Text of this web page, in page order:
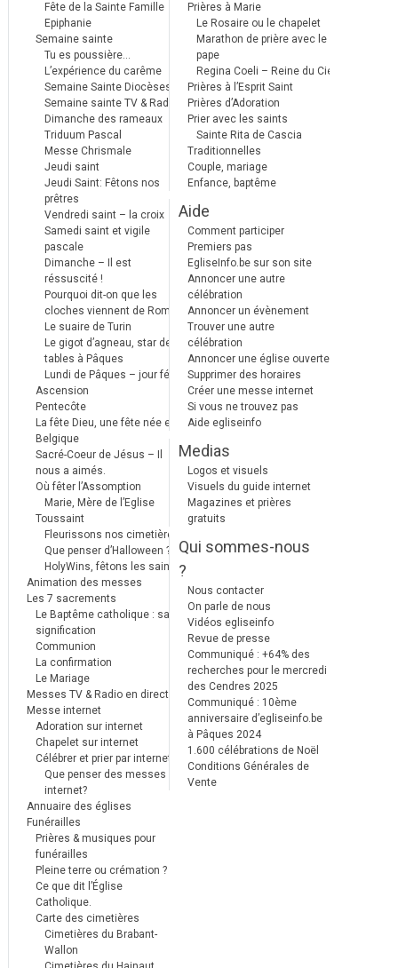
Fête de la Sainte Famille
Epiphanie
Semaine sainte
Tu es poussière…
L’expérience du carême
Semaine Sainte Diocèses
Semaine sainte TV & Radio
Dimanche des rameaux
Triduum Pascal
Messe Chrismale
Jeudi saint
Jeudi Saint: Fêtons nos
prêtres
Vendredi saint – la croix
Samedi saint et vigile
pascale
Dimanche – Il est
réssuscité !
Pourquoi dit-on que les
cloches viennent de Rome ?
Le suaire de Turin
Le gigot d’agneau, star des
tables à Pâques
Lundi de Pâques – jour férié
Ascension
Pentecôte
La fête Dieu, une fête née en
Belgique
Sacré-Coeur de Jésus – Il
nous a aimés.
Où fêter l’Assomption
Marie, Mère de l’Eglise
Toussaint
Fleurissons nos cimetières
Que penser d’Halloween ?
HolyWins, fêtons les saints !
Animation des messes
Les 7 sacrements
Le Baptême catholique : sa
signification
Communion
La confirmation
Le Mariage
Messes TV & Radio en direct
Messe internet
Adoration sur internet
Chapelet sur internet
Célébrer et prier par internet
Que penser des messes
internet?
Annuaire des églises
Funérailles
Prières & musiques pour
funérailles
Pleine terre ou crémation ?
Ce que dit l’Église
Catholique.
Carte des cimetières
Cimetières du Brabant-
Wallon
Prières à Marie
Le Rosaire ou le chapelet
Marathon de prière avec le
pape
Regina Coeli – Reine du Ciel
Prières à l’Esprit Saint
Prières d’Adoration
Prier avec les saints
Sainte Rita de Cascia
Traditionnelles
Couple, mariage
Enfance, baptême
Aide
Comment participer
Premiers pas
EgliseInfo.be sur son site
Annoncer une autre
célébration
Annoncer un évènement
Trouver une autre
célébration
Annoncer une église ouverte
Supprimer des horaires
Créer une messe internet
Si vous ne trouvez pas
Aide egliseinfo
Medias
Logos et visuels
Visuels du guide internet
Magazines et prières
gratuits
Qui sommes-nous
?
Nous contacter
On parle de nous
Vidéos egliseinfo
Revue de presse
Communiqué : +64% des
recherches pour le mercredi
des Cendres 2025
Communiqué : 10ème
anniversaire d’egliseinfo.be
à Pâques 2024
1.600 célébrations de Noël
Conditions Générales de
Vente